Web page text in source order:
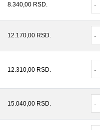
8.340,00 RSD. -
12.170,00 RSD. -
12.310,00 RSD. -
15.040,00 RSD. -